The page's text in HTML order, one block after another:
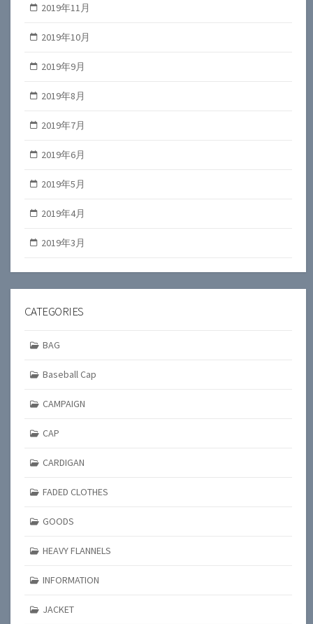
2019年11月
2019年10月
2019年9月
2019年8月
2019年7月
2019年6月
2019年5月
2019年4月
2019年3月
CATEGORIES
BAG
Baseball Cap
CAMPAIGN
CAP
CARDIGAN
FADED CLOTHES
GOODS
HEAVY FLANNELS
INFORMATION
JACKET